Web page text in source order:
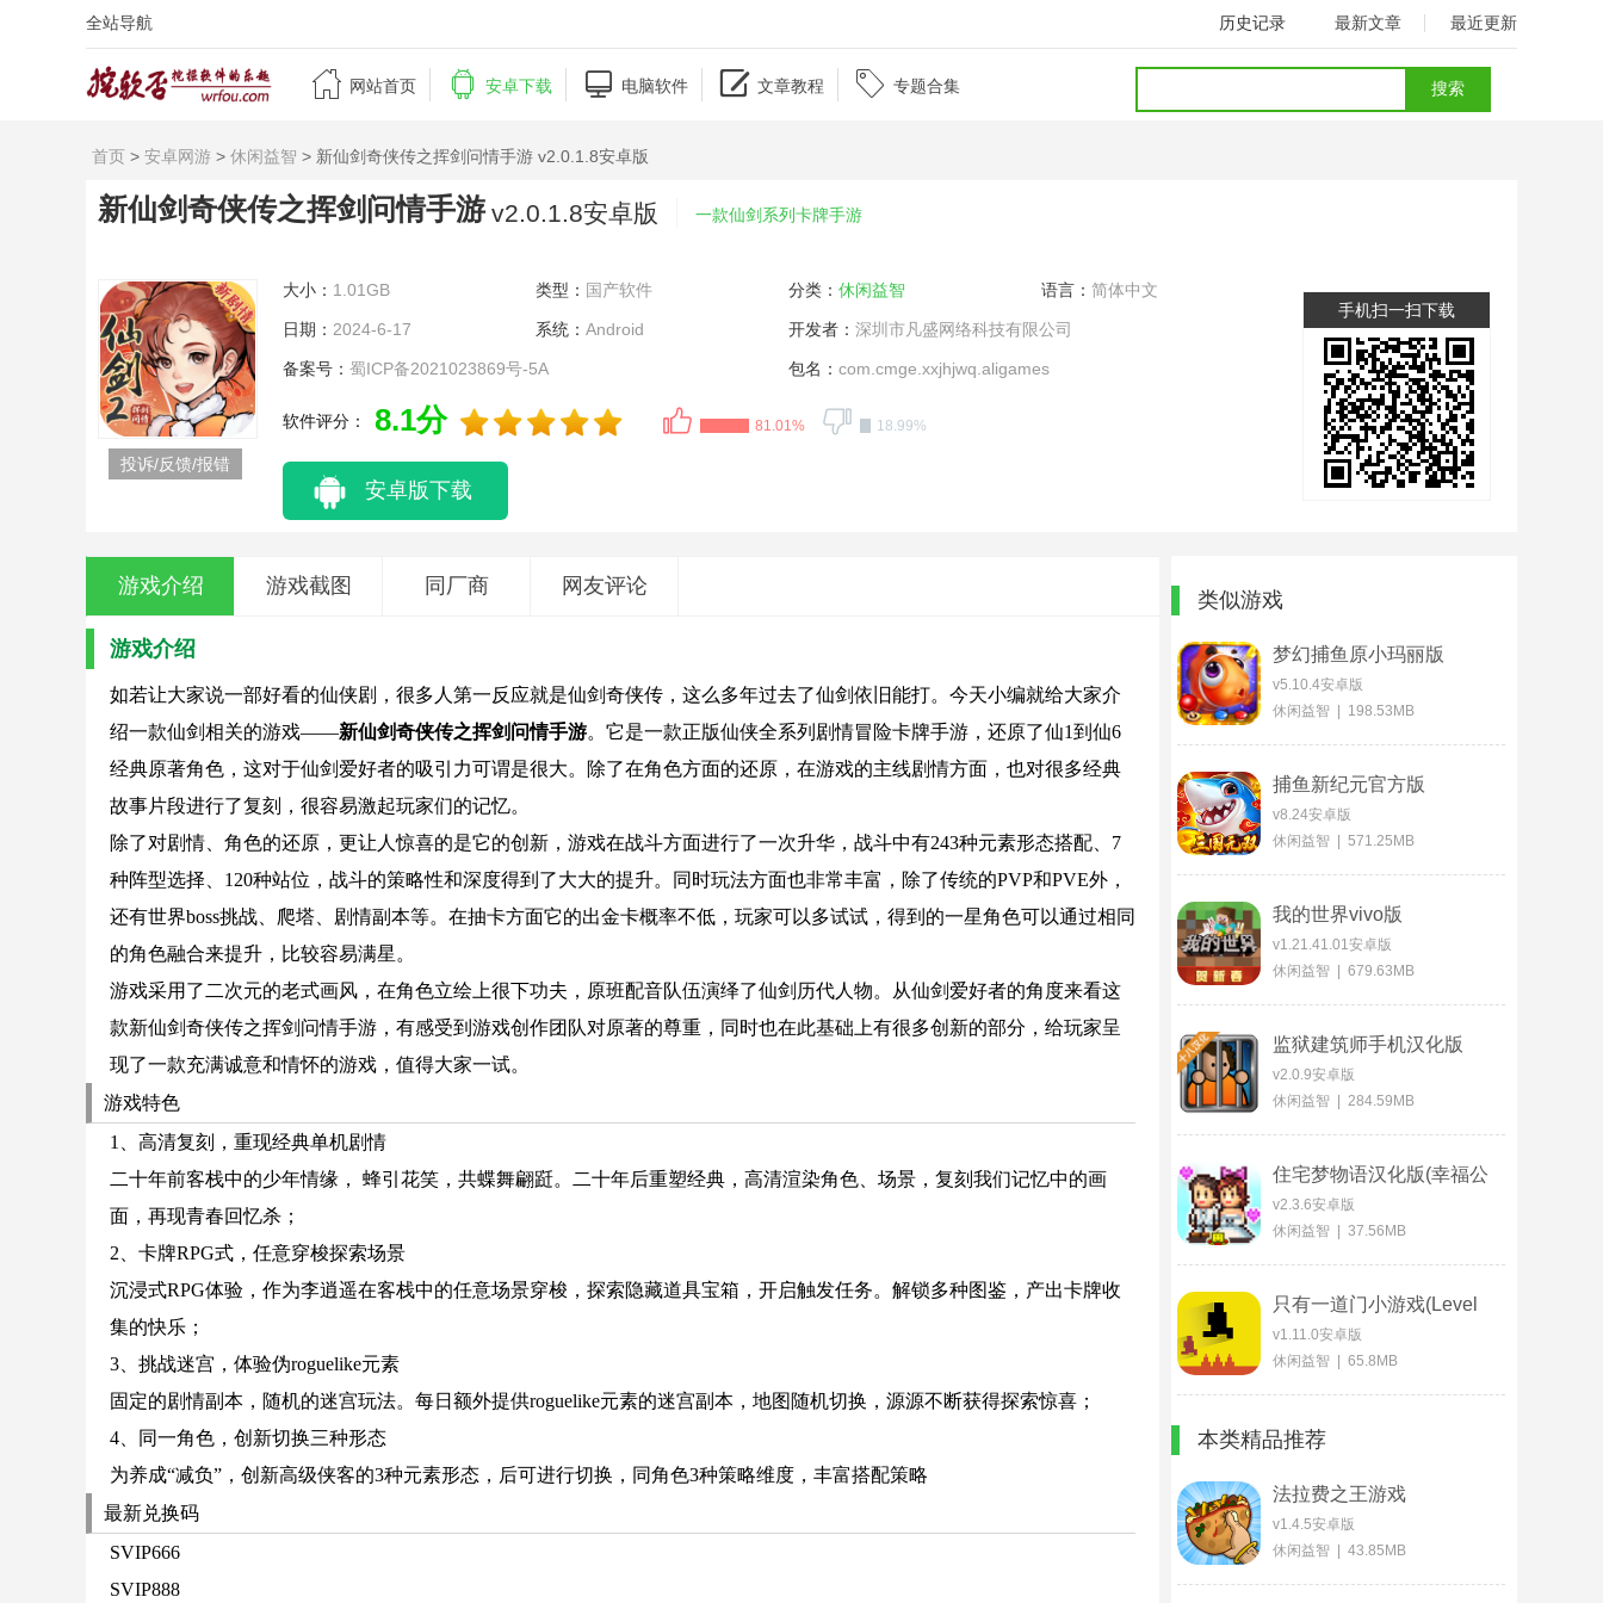
全站导航 历史记录 最新文章 最近更新
 网站首页  安卓下载  电脑软件  文章教程  专题合集
首页 > 安卓网游 > 休闲益智 > 新仙剑奇侠传之挥剑问情手游 v2.0.1.8安卓版
新仙剑奇侠传之挥剑问情手游 v2.0.1.8安卓版 一款仙剑系列卡牌手游
投诉/反馈/报错
大小： 1.01GB 类型： 国产软件 分类： 休闲益智 语言： 简体中文
日期： 2024-6-17 系统： Android 开发者： 深圳市凡盛网络科技有限公司
备案号： 蜀ICP备2021023869号-5A 包名： com.cmge.xxjhjwq.aligames
软件评分： 8.1分 81.01% 18.99%
安卓版下载
手机扫一扫下载
游戏介绍 游戏截图 同厂商 网友评论
游戏介绍
如若让大家说一部好看的仙侠剧，很多人第一反应就是仙剑奇侠传，这么多年过去了仙剑依旧能打。今天小编就给大家介
绍一款仙剑相关的游戏——新仙剑奇侠传之挥剑问情手游。它是一款正版仙侠全系列剧情冒险卡牌手游，还原了仙1到仙6
经典原著角色，这对于仙剑爱好者的吸引力可谓是很大。除了在角色方面的还原，在游戏的主线剧情方面，也对很多经典
故事片段进行了复刻，很容易激起玩家们的记忆。
除了对剧情、角色的还原，更让人惊喜的是它的创新，游戏在战斗方面进行了一次升华，战斗中有243种元素形态搭配、7
种阵型选择、120种站位，战斗的策略性和深度得到了大大的提升。同时玩法方面也非常丰富，除了传统的PVP和PVE外，
还有世界boss挑战、爬塔、剧情副本等。在抽卡方面它的出金卡概率不低，玩家可以多试试，得到的一星角色可以通过相同
的角色融合来提升，比较容易满星。
游戏采用了二次元的老式画风，在角色立绘上很下功夫，原班配音队伍演绎了仙剑历代人物。从仙剑爱好者的角度来看这
款新仙剑奇侠传之挥剑问情手游，有感受到游戏创作团队对原著的尊重，同时也在此基础上有很多创新的部分，给玩家呈
现了一款充满诚意和情怀的游戏，值得大家一试。
游戏特色
1、高清复刻，重现经典单机剧情
二十年前客栈中的少年情缘， 蜂引花笑，共蝶舞翩跹。二十年后重塑经典，高清渲染角色、场景，复刻我们记忆中的画
面，再现青春回忆杀；
2、卡牌RPG式，任意穿梭探索场景
沉浸式RPG体验，作为李逍遥在客栈中的任意场景穿梭，探索隐藏道具宝箱，开启触发任务。解锁多种图鉴，产出卡牌收
集的快乐；
3、挑战迷宫，体验伪roguelike元素
固定的剧情副本，随机的迷宫玩法。每日额外提供roguelike元素的迷宫副本，地图随机切换，源源不断获得探索惊喜；
4、同一角色，创新切换三种形态
为养成“减负”，创新高级侠客的3种元素形态，后可进行切换，同角色3种策略维度，丰富搭配策略
最新兑换码
SVIP666
SVIP888
类似游戏
梦幻捕鱼原小玛丽版
v5.10.4安卓版
休闲益智 | 198.53MB
捕鱼新纪元官方版
v8.24安卓版
休闲益智 | 571.25MB
我的世界vivo版
v1.21.41.01安卓版
休闲益智 | 679.63MB
监狱建筑师手机汉化版
v2.0.9安卓版
休闲益智 | 284.59MB
住宅梦物语汉化版(幸福公
寓物语)
v2.3.6安卓版
休闲益智 | 37.56MB
只有一道门小游戏(Level
Devil)
v1.11.0安卓版
休闲益智 | 65.8MB
本类精品推荐
法拉费之王游戏
v1.4.5安卓版
休闲益智 | 43.85MB